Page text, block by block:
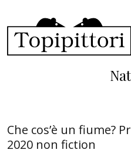
Che cos’è un fiume?
2020 non fiction